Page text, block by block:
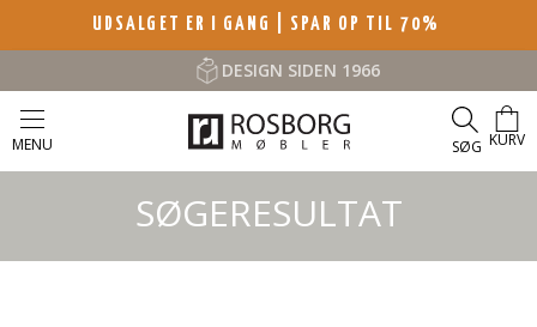
UDSALGET ER I GANG | SPAR OP TIL 70%
DESIGN SIDEN 1966
MENU SØG KURV
SØGERESULTAT